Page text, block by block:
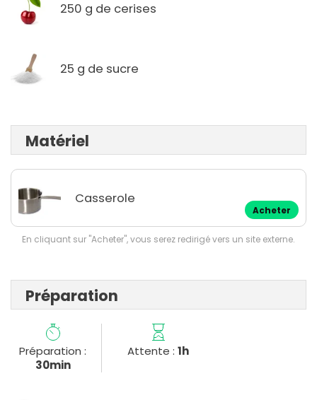
250 g de cerises
25 g de sucre
Matériel
Casserole
Acheter
En cliquant sur "Acheter", vous serez redirigé vers un site externe.
Préparation
Préparation :
30min
Attente :1h